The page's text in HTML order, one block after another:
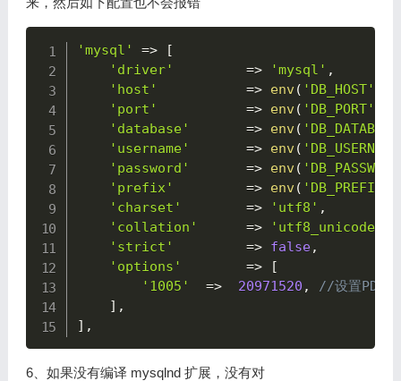
'mysql' =>
[
'driver'
=> 'mysql' ,
'host'
=> env( 'DB_HOST'
'port'
=> env( 'DB_PORT'
'database'
=> env(
'username'
=> env(
'password'
=> env(
'prefix'
=> env( 'DB_PREFIX'
'charset'
=> 'utf8' ,
'collation'
=>
'strict'
=> false,
'options'
=>
[
'1005'
=> 20971520 ,
//设置PDO
] ,
] ,
6、如果没有编译 mysqlnd 扩展，没有对